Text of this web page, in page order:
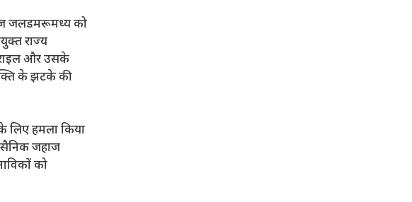
जलडमरूमध्य को
राज्य
और उसके
के झटके की
लिए हमला किया
जहाज
को